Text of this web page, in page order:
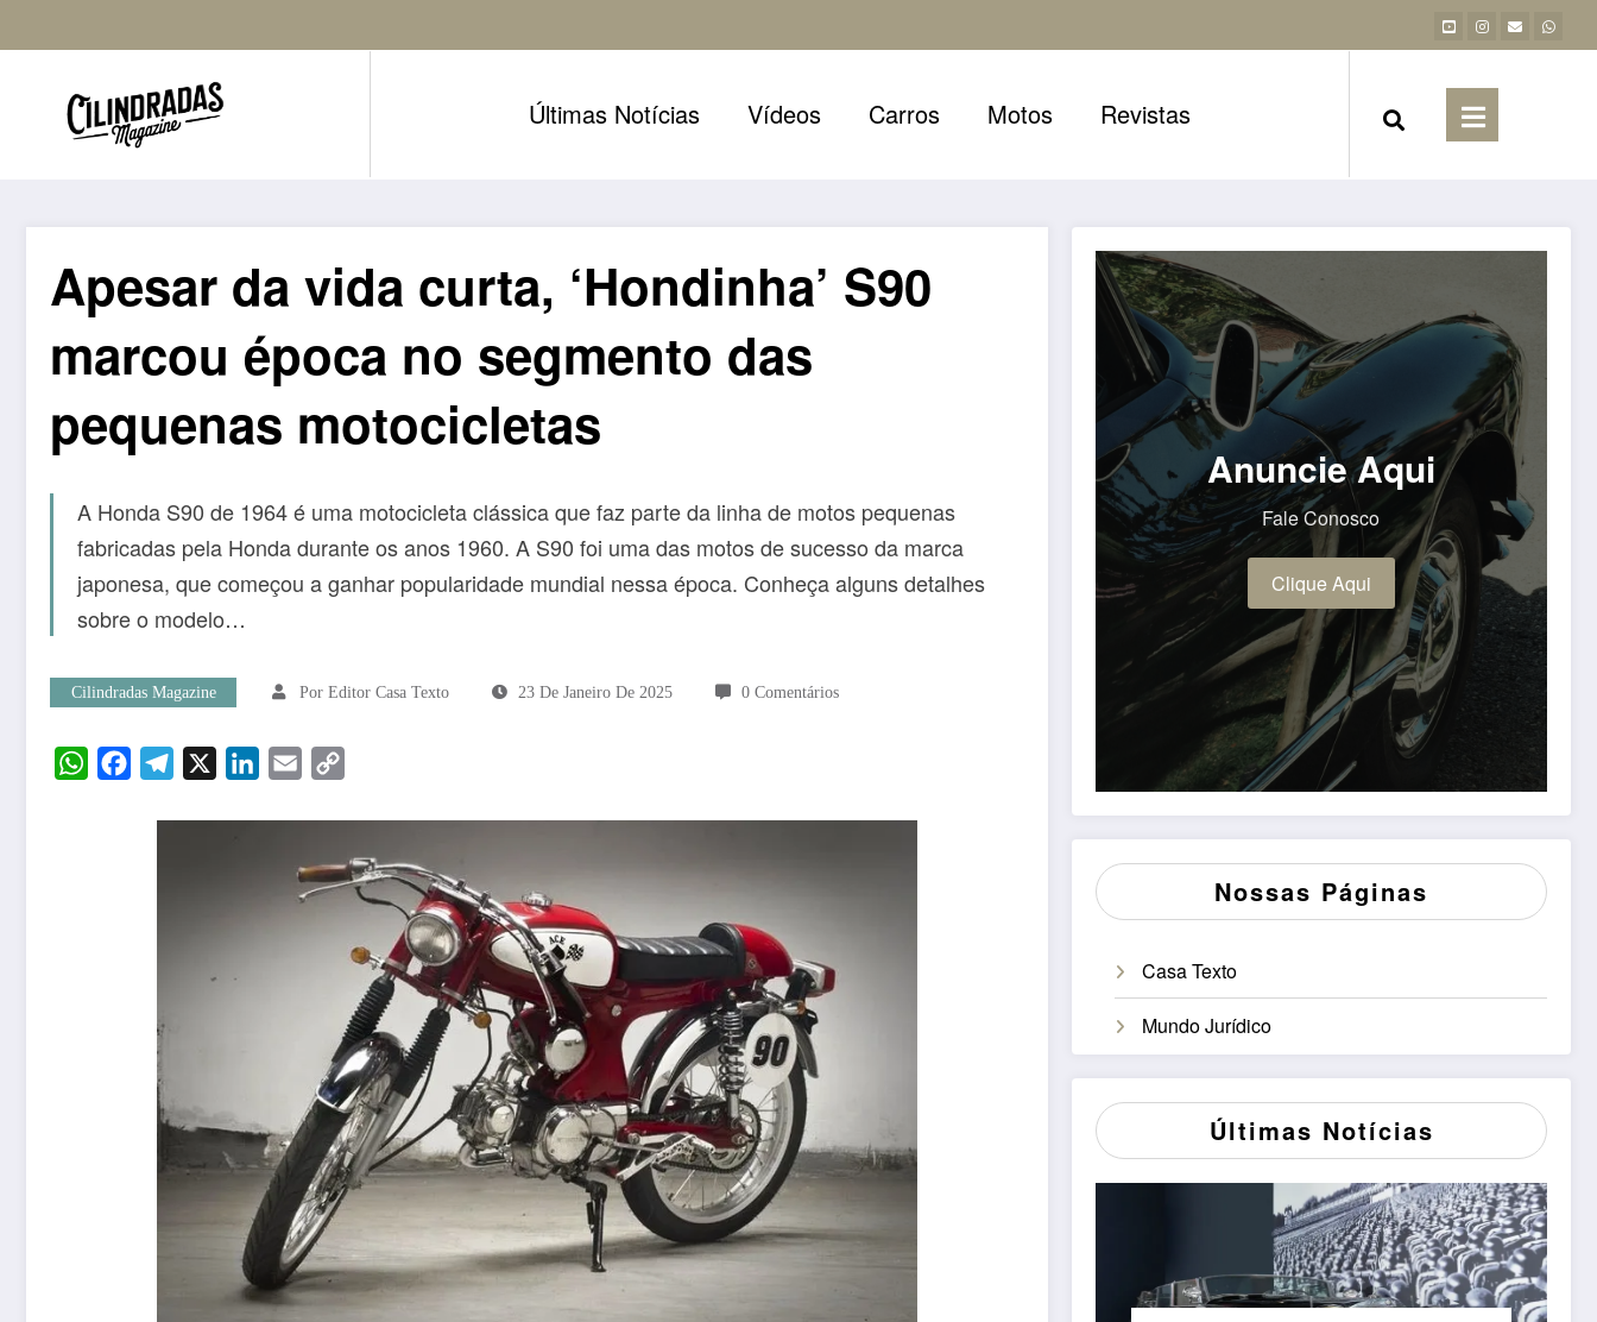
Últimas Notícias Vídeos Carros Motos Revistas
Apesar da vida curta, ‘Hondinha’ S90
marcou época no segmento das
pequenas motocicletas
A Honda S90 de 1964 é uma motocicleta clássica que faz parte da linha de motos pequenas
fabricadas pela Honda durante os anos 1960. A S90 foi uma das motos de sucesso da marca
japonesa, que começou a ganhar popularidade mundial nessa época. Conheça alguns detalhes
sobre o modelo…
Cilindradas Magazine Por Editor Casa Texto 23 De Janeiro De 2025 0 Comentários
WhatsAppFacebookTelegram LinkedIn
Email
Anuncie Aqui
Fale Conosco
Clique Aqui
Nossas Páginas
Casa Texto
Mundo Jurídico
Últimas Notícias